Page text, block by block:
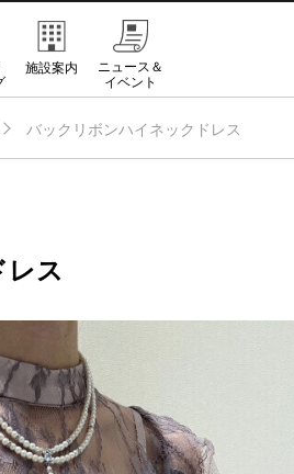
施設案内
ニュース＆
イベント
バックリボンハイネックドレス
ス